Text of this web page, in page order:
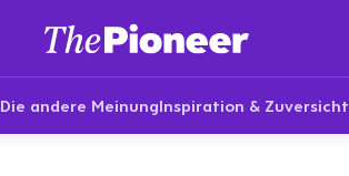
Die andere MeinungInspiration & Zuversicht